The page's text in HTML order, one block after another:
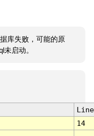
库失败，可能的原
启动。
Line
14